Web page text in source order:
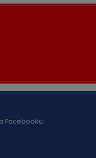
Facebooku!